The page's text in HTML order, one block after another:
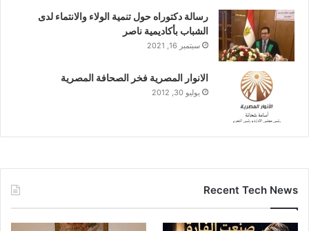
رسالة دكتوراه حول تنمية الولاء والانتماء لدى
الشباب بأكاديمية ناصر
سبتمبر 16, 2021
الانوار المصرية فخر الصحافة المصرية
يوليو 30, 2012
Recent Tech News